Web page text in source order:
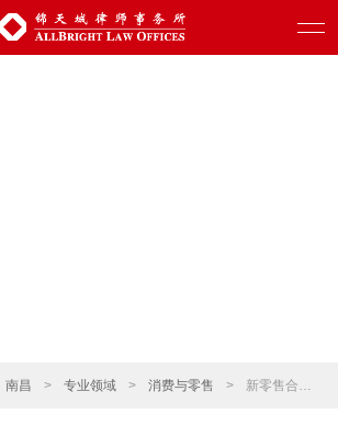
南昌 > 专业领域 > 消费与零售 > 新零售合规架构设计